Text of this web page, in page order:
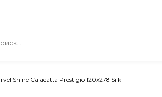
Shine Calacatta Prestigio 120x278 Silk